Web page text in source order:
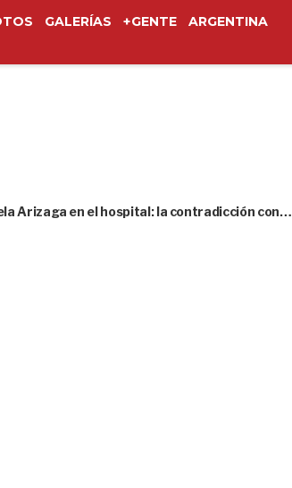
GALERÍAS +GENTE
ARGENTINA
Arizaga en el hospital: la contradicción con…